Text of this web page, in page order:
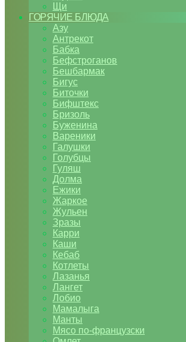
Щи
ГОРЯЧИЕ БЛЮДА
Азу
Антрекот
Бабка
Бефстроганов
Бешбармак
Бигус
Биточки
Бифштекс
Бризоль
Буженина
Вареники
Галушки
Голубцы
Гуляш
Долма
Ежики
Жаркое
Жульен
Зразы
Карри
Каши
Кебаб
Котлеты
Лазанья
Лангет
Лобио
Мамалыга
Манты
Мясо по-французски